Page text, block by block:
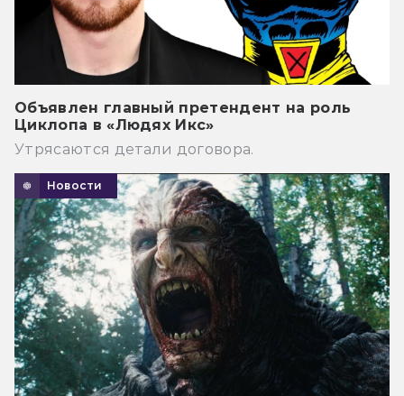
Объявлен главный претендент на роль
Циклопа в «Людях Икс»
Утрясаются детали договора.
Новости